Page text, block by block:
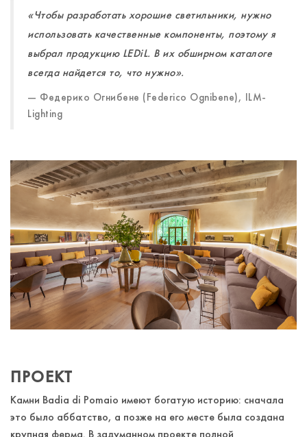
«Чтобы разработать хорошие светильники, нужно
использовать качественные компоненты, поэтому я
выбрал продукцию LEDiL. В их обширном каталоге
всегда найдется то, что нужно».
Федерико Огнибене (Federico Ognibene), ILM-
Lighting
ПРОЕКТ
Камни Badia di Pomaio имеют богатую историю: сначала
это было аббатство, а позже на его месте была создана
крупная ферма. В задуманном проекте полной